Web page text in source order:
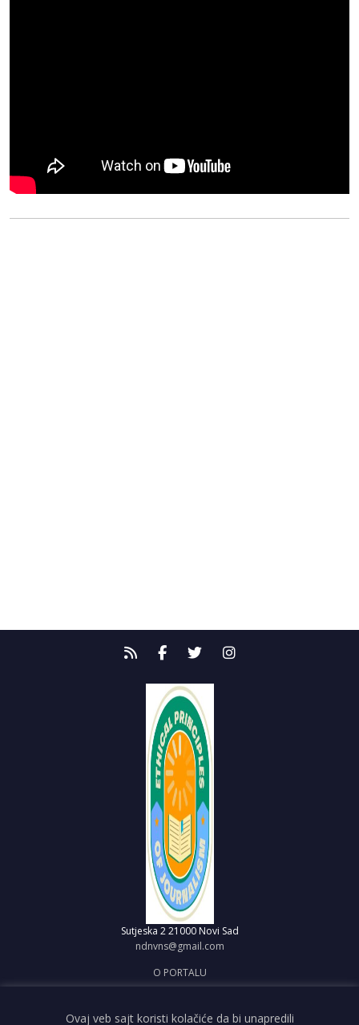
Sutjeska 2 21000 Novi Sad
ndnvns@gmail.com
O PORTALU
OBJAVI VEST
Ovaj veb sajt koristi kolačiće da bi unapredili